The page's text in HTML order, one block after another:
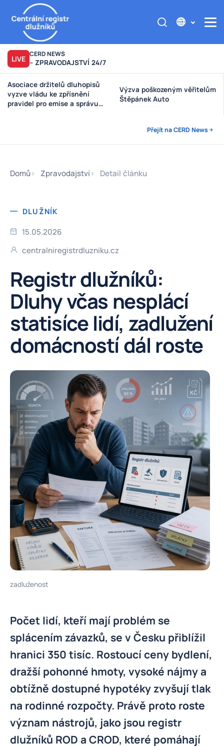
LIVE CERD NEWS
– ZPRAVODAJSTVÍ 24/7
Asociace držitelů dluhopisů
vyzve vládu ke zpřísnění
pravidel pro emise a správu
Výzva poškozeným věřitelům
Štěpánek Auto
Přejít na CERD News
Domů Zpravodajství Detail článku
DLUŽNÍK
15.05.2026
centralniregistrdluzniku.cz
Registr dlužníků:
Dluhy včas nesplácí
statisíce lidí, zadlužení
domácností dál roste
zadluženost
Počet lidí, kteří mají problém se
splácením závazků, se v Česku přiblížil
hranici 350 tisíc. Rostoucí ceny bydlení,
dražší pohonné hmoty, vysoké nájmy a
obtížně dostupné hypotéky zvyšují tlak
na rodinné rozpočty. Právě proto roste
význam nástrojů, jako jsou registr
dlužníků ROD a CROD, které pomáhají